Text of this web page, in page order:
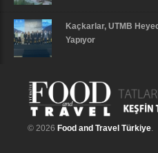
Kaçkarlar, UTMB
Yapıyor
© 2026 Food and Travel Türkiye